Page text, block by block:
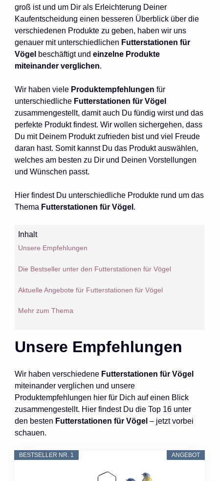
groß ist und um Dir als Erleichterung Deiner
Kaufentscheidung einen besseren Überblick über die
verschiedenen Produkte zu geben, haben wir uns
genauer mit unterschiedlichen Futterstationen für
Vögel beschäftigt und einzelne Produkte
miteinander verglichen.
Wir haben viele Produktempfehlungen für
unterschiedliche Futterstationen für Vögel
zusammengestellt, damit auch Du fündig wirst und das
perfekte Produkt findest. Wir wollen sichergehen, dass
Du mit Deinem Produkt zufrieden bist und viel Freude
daran hast. Somit kannst Du das Produkt auswählen,
welches am besten zu Dir und Deinen Vorstellungen
und Wünschen passt.
Hier findest Du unterschiedliche Produkte rund um das
Thema Futterstationen für Vögel .
Inhalt
Unsere Empfehlungen
Die Bestseller unter den Futterstationen für Vögel
Aktuelle Angebote für Futterstationen für Vögel
Mehr zum Thema
Unsere Empfehlungen
Wir haben verschiedene Futterstationen für Vögel
miteinander verglichen und unsere
Produktempfehlungen hier für Dich auf einen Blick
zusammengestellt. Hier findest Du die Top 16 unter
den besten Futterstationen für Vögel – jetzt vorbei
schauen.
ANGEBOT
BESTSELLER NR. 1